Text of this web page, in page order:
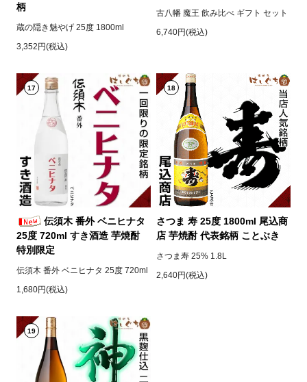
柄
蔵の隠き魅やげ 25度 1800ml
3,352円(税込)
古八幡 魔王 飲み比べ ギフト セット
6,740円(税込)
17
伝須木 番外 ベニヒナタ
25度 720ml すき酒造 芋焼酎
特別限定
伝須木 番外 ベニヒナタ 25度 720ml
1,680円(税込)
18
さつま 寿 25度 1800ml 尾込商
店 芋焼酎 代表銘柄 ことぶき
さつま寿 25% 1.8L
2,640円(税込)
19